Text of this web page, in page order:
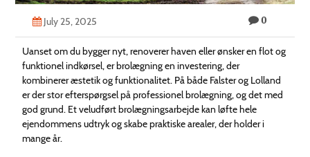
July 25, 2025 0
Uanset om du bygger nyt, renoverer haven eller ønsker en flot og
funktionel indkørsel, er brolægning en investering, der
kombinerer æstetik og funktionalitet. På både Falster og Lolland
er der stor efterspørgsel på professionel brolægning, og det med
god grund. Et veludført brolægningsarbejde kan løfte hele
ejendommens udtryk og skabe praktiske arealer, der holder i
mange år.